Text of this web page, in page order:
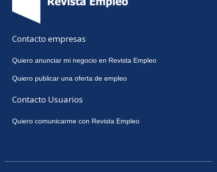
Contacto empresas
Quiero anunciar mi negocio en Revista Empleo
Quiero publicar una oferta de empleo
Contacto Usuarios
Quiero comunicarme con Revista Empleo